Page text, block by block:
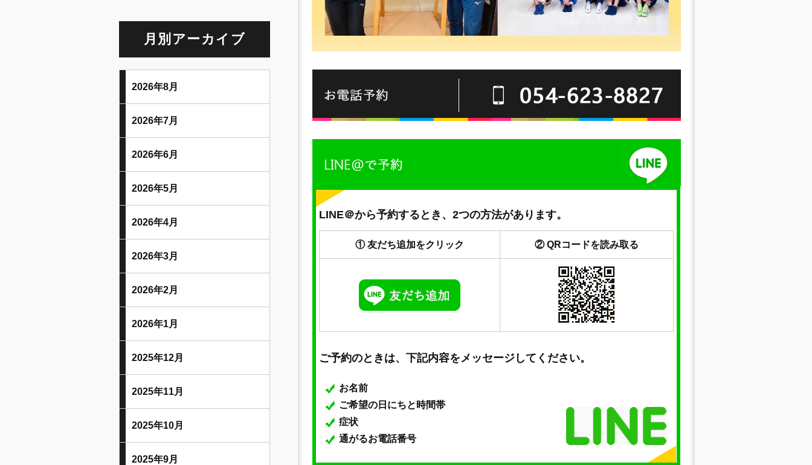
LINE＠から予約するとき、2つの方法があります。
① 友だち追加をクリック ② QRコードを読み取る
ご予約のときは、下記内容をメッセージしてください。
お名前
ご希望の日にちと時間帯
症状
通がるお電話番号
月別アーカイブ
2026年8月
2026年7月
2026年6月
2026年5月
2026年4月
2026年3月
2026年2月
2026年1月
2025年12月
2025年11月
2025年10月
2025年9月